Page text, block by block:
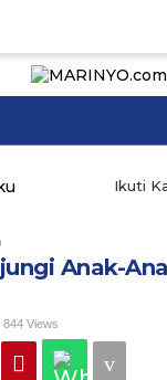
di
Ikuti
Marinyo
Anak-
844 Views